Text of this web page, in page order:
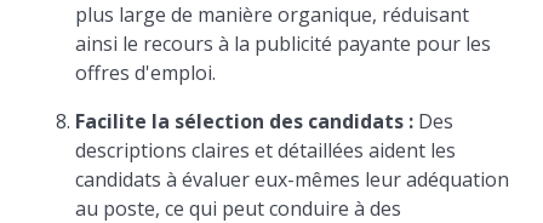
plus large de manière organique, réduisant
ainsi le recours à la publicité payante pour les
offres d'emploi.
Facilite la sélection des candidats : Des
descriptions claires et détaillées aident les
candidats à évaluer eux-mêmes leur adéquation
au poste, ce qui peut conduire à des